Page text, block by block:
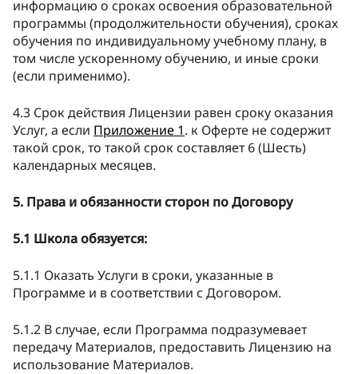
информацию о сроках освоения образовательной
программы (продолжительности обучения), сроках
обучения по индивидуальному учебному плану, в
том числе ускоренному обучению, и иные сроки
(если применимо).
4.3 Срок действия Лицензии равен сроку оказания
Услуг, а если Приложение 1. к Оферте не содержит
такой срок, то такой срок составляет 6 (Шесть)
календарных месяцев.
5. Права и обязанности сторон по Договору
5.1 Школа обязуется:
5.1.1 Оказать Услуги в сроки, указанные в
Программе и в соответствии с Договором.
5.1.2 В случае, если Программа подразумевает
передачу Материалов, предоставить Лицензию на
использование Материалов.